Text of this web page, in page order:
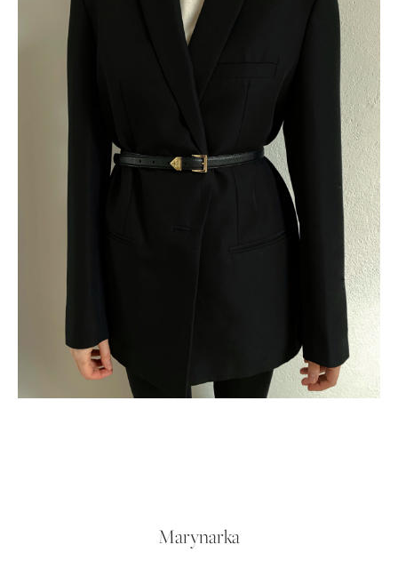
Marynarka